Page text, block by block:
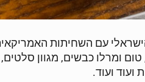
עם השחיתות
ומרלו כבשים, מגוון סלטים,
ועוד ועוד.